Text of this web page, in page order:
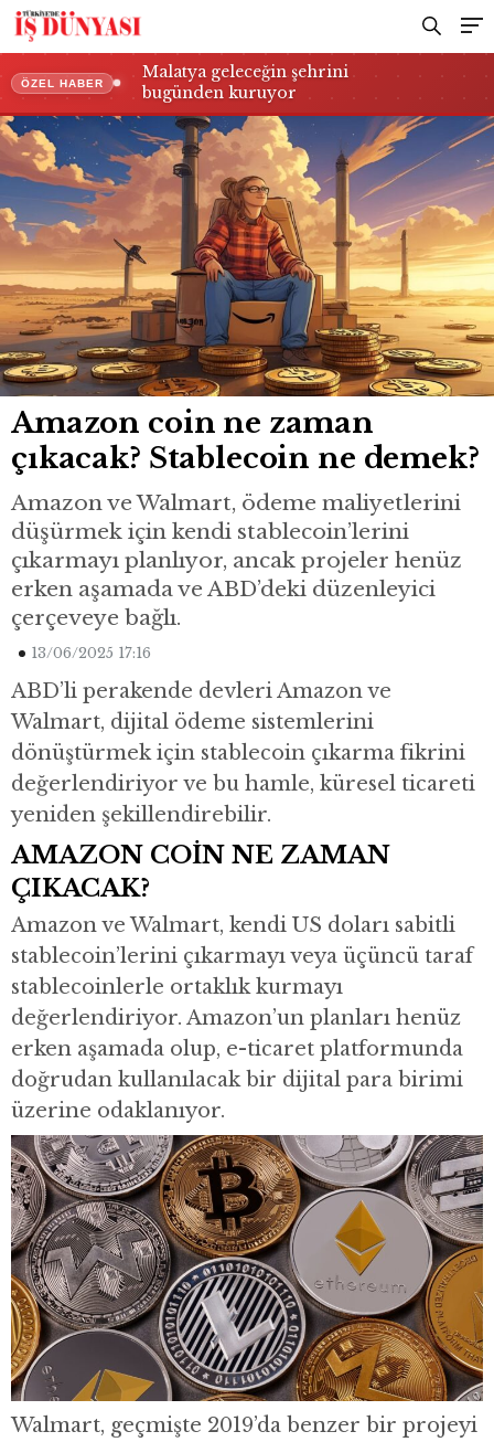
ÖZEL HABER
Malatya geleceğin şehrini
bugünden kuruyor
Amazon coin ne zaman
çıkacak? Stablecoin ne demek?
Amazon ve Walmart, ödeme maliyetlerini
düşürmek için kendi stablecoin’lerini
çıkarmayı planlıyor, ancak projeler henüz
erken aşamada ve ABD’deki düzenleyici
çerçeveye bağlı.
13/06/2025 17:16
ABD’li perakende devleri Amazon ve
Walmart, dijital ödeme sistemlerini
dönüştürmek için stablecoin çıkarma fikrini
değerlendiriyor ve bu hamle, küresel ticareti
yeniden şekillendirebilir.
AMAZON COİN NE ZAMAN
ÇIKACAK?
Amazon ve Walmart, kendi US doları sabitli
stablecoin’lerini çıkarmayı veya üçüncü taraf
stablecoinlerle ortaklık kurmayı
değerlendiriyor. Amazon’un planları henüz
erken aşamada olup, e-ticaret platformunda
doğrudan kullanılacak bir dijital para birimi
üzerine odaklanıyor.
Walmart, geçmişte 2019’da benzer bir projeyi